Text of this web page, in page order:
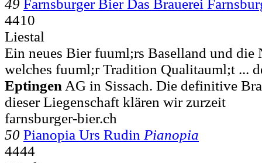
49 Farnsburger Bier Das Brauerei
4410
Liestal
Ein neues Bier fuuml;rs Baselland und die
welches fuuml;r Tradition Qualitauml;t ...
Eptingen AG in Sissach. Die definitive
dieser Liegenschaft klären wir zurzeit
farnsburger-bier.ch
50 Pianopia Urs Rudin Pianopia
4444